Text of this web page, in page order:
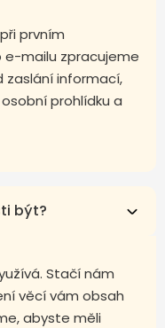
prvním
e-mailu zpracujeme
zaslání informací,
prohlídku a
být?
Stačí nám
věcí vám obsah
abyste měli